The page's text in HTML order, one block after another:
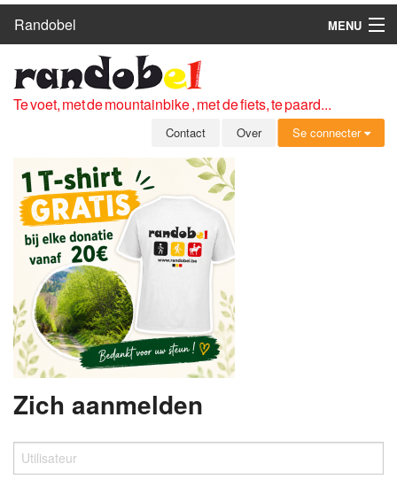
Randobel
MENU
ROUTES
CLUBS
OVER
LEDEN
ZICH AANMELDEN
GRATIS REGISTRATIE
WACHTWOORD VERGETEN
Te voet, met de mountainbike , met de fiets, te paard...
Contact Over Se connecter
Zich aanmelden